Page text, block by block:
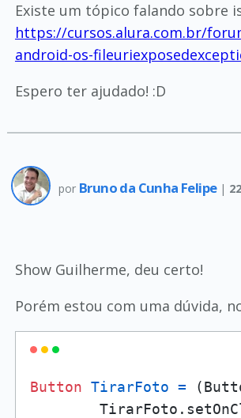
Existe um tópico falando sobre
https://cursos.alura.com.br/
android-os-
Espero ter ajudado! :D
por Bruno da Cunha Felipe |
Show Guilherme, deu certo!
Porém estou com uma dúvida,
Button TirarFoto =